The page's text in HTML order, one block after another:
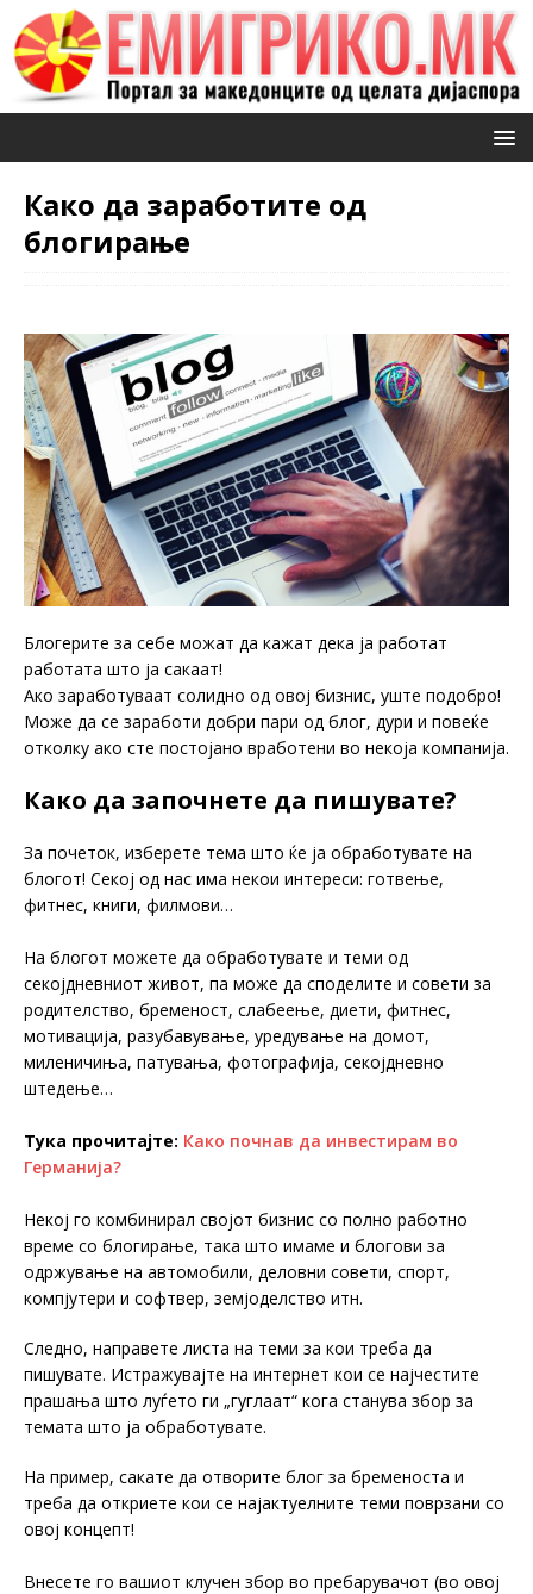
Како да заработите од
блогирање
Блогерите за себе можат да кажат дека ја работат
работата што ја сакаат!
Ако заработуваат солидно од овој бизнис, уште подобро!
Може да се заработи добри пари од блог, дури и повеќе
отколку ако сте постојано вработени во некоја компанија.
Како да започнете да пишувате?
За почеток, изберете тема што ќе ја обработувате на
блогот! Секој од нас има некои интереси: готвење,
фитнес, книги, филмови…
На блогот можете да обработувате и теми од
секојдневниот живот, па може да споделите и совети за
родителство, бременост, слабеење, диети, фитнес,
мотивација, разубавување, уредување на домот,
миленичиња, патувања, фотографија, секојдневно
штедење…
Тука прочитајте: Како почнав да инвестирам во
Германија?
Некој го комбинирал својот бизнис со полно работно
време со блогирање, така што имаме и блогови за
одржување на автомобили, деловни совети, спорт,
компјутери и софтвер, земјоделство итн.
Следно, направете листа на теми за кои треба да
пишувате. Истражувајте на интернет кои се најчестите
прашања што луѓето ги „гуглаат“ кога станува збор за
темата што ја обработувате.
На пример, сакате да отворите блог за бременоста и
треба да откриете кои се најактуелните теми поврзани со
овој концепт!
Внесете го вашиот клучен збор во пребарувачот (во овој